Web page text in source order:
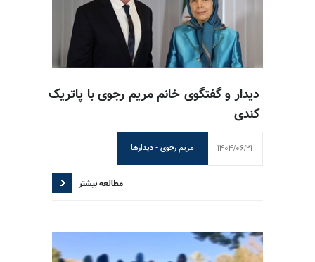
دیدار و گفتگوی خانم مریم رجوی با پاتریک
کندی
مریم رجوی - دیدارها 1404/06/21
مطالعه بیشتر